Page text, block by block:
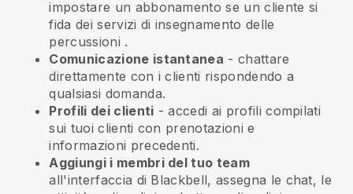
impostare un abbonamentose un cliente si
fida dei servizi di insegnamento delle
percussioni .
Comunicazione istantanea - chattare
direttamente con i clienti rispondendo a
qualsiasi domanda.
Profili dei clienti - accedi ai profili compilati
sui tuoi clienti con prenotazioni e
informazioni precedenti.
Aggiungi i membri del tuo team
all'interfaccia di Blackbell, assegna le chat, le